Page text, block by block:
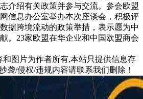
介绍有关政策并参与交流。参会欧盟
信息办公室举办本次座谈会，积极评
据跨境流动的政策举措，表示愿为中
。23家欧盟在华企业和中国欧盟商会
和图片为作者所有,本站只提供信息存
袭/侵权/违规内容请联系我们删除！